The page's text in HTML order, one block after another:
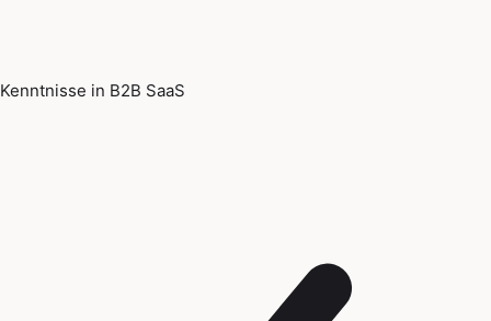
Kenntnisse in B2B SaaS